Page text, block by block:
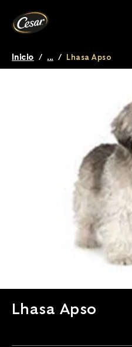
Breadcrumb
Inicio / ... / Lhasa Apso
Lhasa Apso